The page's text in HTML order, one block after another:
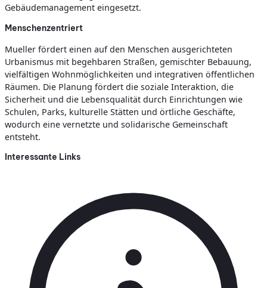
Gebäudemanagement eingesetzt.
Menschenzentriert
Mueller fördert einen auf den Menschen ausgerichteten
Urbanismus mit begehbaren Straßen, gemischter Bebauung,
vielfältigen Wohnmöglichkeiten und integrativen öffentlichen
Räumen. Die Planung fördert die soziale Interaktion, die
Sicherheit und die Lebensqualität durch Einrichtungen wie
Schulen, Parks, kulturelle Stätten und örtliche Geschäfte,
wodurch eine vernetzte und solidarische Gemeinschaft
entsteht.
Interessante Links